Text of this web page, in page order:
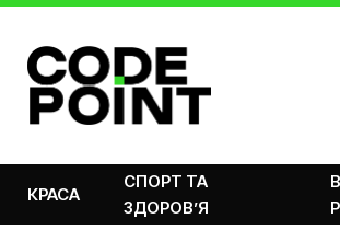
КРАСА
СПОРТ ТА
ЗДОРОВ’Я